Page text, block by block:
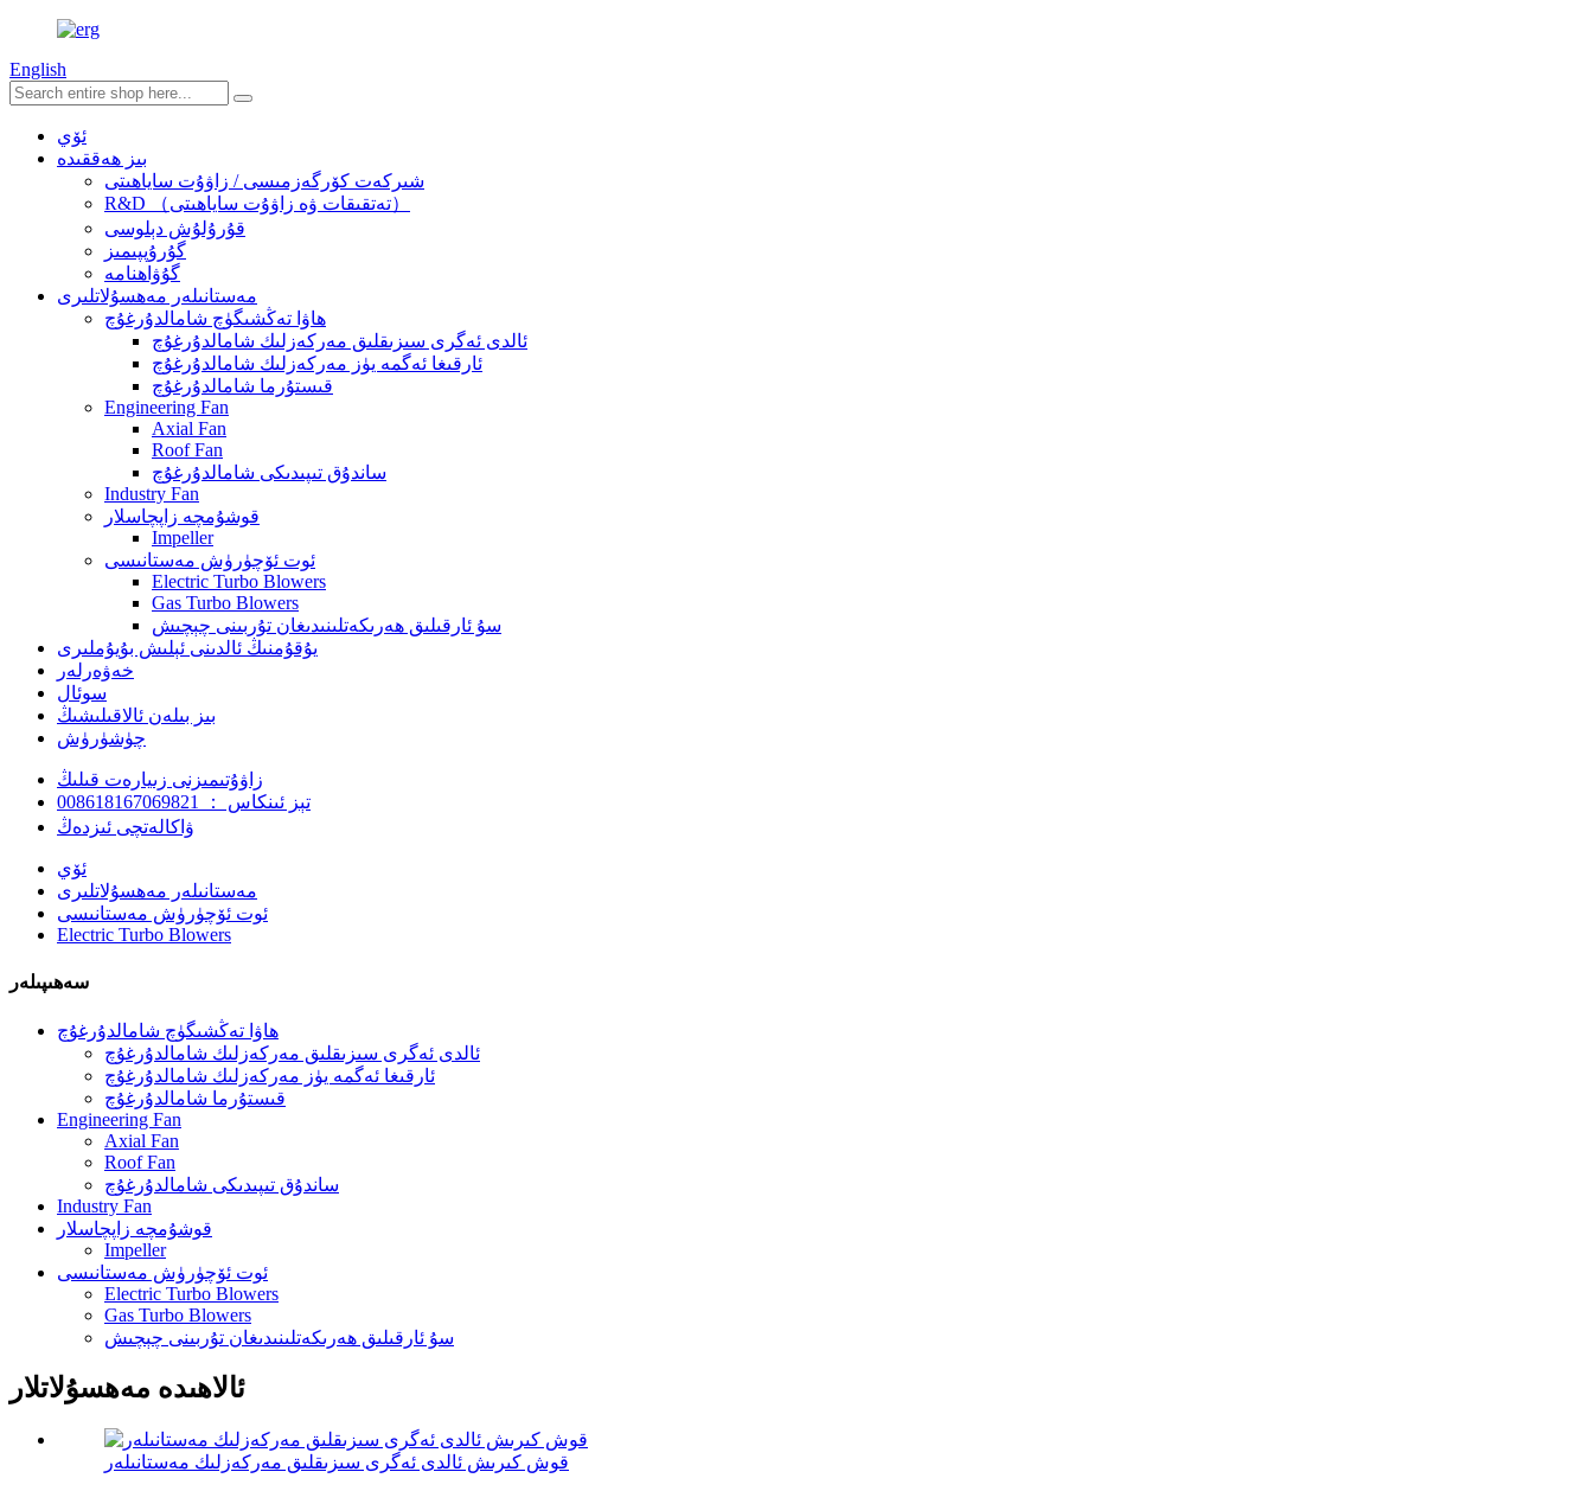
English
ئۆي
بىز ھەققىدە
شىركەت كۆرگەزمىسى / زاۋۇت ساياھىتى
R&D （تەتقىقات ۋە زاۋۇت ساياھىتى）
قۇرۇلۇش دېلوسى
گۇرۇپپىمىز
گۇۋاھنامە
مەستانىلەر مەھسۇلاتلىرى
ھاۋا تەڭشىگۈچ شامالدۇرغۇچ
ئالدى ئەگرى سىزىقلىق مەركەزلىك شامالدۇرغۇچ
ئارقىغا ئەگمە يۈز مەركەزلىك شامالدۇرغۇچ
قىستۇرما شامالدۇرغۇچ
Engineering Fan
Axial Fan
Roof Fan
ساندۇق تىپىدىكى شامالدۇرغۇچ
Industry Fan
قوشۇمچە زاپچاسلار
Impeller
ئوت ئۆچۈرۈش مەستانىسى
Electric Turbo Blowers
Gas Turbo Blowers
سۇ ئارقىلىق ھەرىكەتلىنىدىغان تۇربىنى چېچىش
يۇقۇمنىڭ ئالدىنى ئېلىش بۇيۇملىرى
خەۋەرلەر
سوئال
بىز بىلەن ئالاقىلىشىڭ
چۈشۈرۈش
زاۋۇتىمىزنى زىيارەت قىلىڭ
تېز ئىنكاس ： 008618167069821
ۋاكالەتچى ئىزدەڭ
ئۆي
مەستانىلەر مەھسۇلاتلىرى
ئوت ئۆچۈرۈش مەستانىسى
Electric Turbo Blowers
سەھىپىلەر
ھاۋا تەڭشىگۈچ شامالدۇرغۇچ
ئالدى ئەگرى سىزىقلىق مەركەزلىك شامالدۇرغۇچ
ئارقىغا ئەگمە يۈز مەركەزلىك شامالدۇرغۇچ
قىستۇرما شامالدۇرغۇچ
Engineering Fan
Axial Fan
Roof Fan
ساندۇق تىپىدىكى شامالدۇرغۇچ
Industry Fan
قوشۇمچە زاپچاسلار
Impeller
ئوت ئۆچۈرۈش مەستانىسى
Electric Turbo Blowers
Gas Turbo Blowers
سۇ ئارقىلىق ھەرىكەتلىنىدىغان تۇربىنى چېچىش
ئالاھىدە مەھسۇلاتلار
قوش كىرىش ئالدى ئەگرى سىزىقلىق مەركەزلىك مەستانىلەر